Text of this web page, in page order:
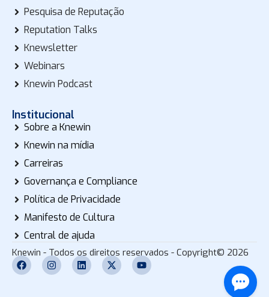
Pesquisa de Reputação
Reputation Talks
Knewsletter
Webinars
Knewin Podcast
Institucional
Sobre a Knewin
Knewin na mídia
Carreiras
Governança e Compliance
Política de Privacidade
Manifesto de Cultura
Central de ajuda
Knewin - Todos os direitos reservados - Copyright© 2026